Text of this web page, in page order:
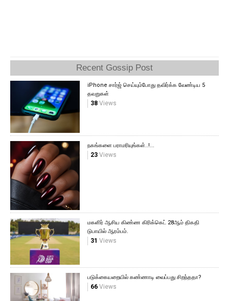
Recent Gossip Post
iPhone சார்ஜ் செய்யும்போது தவிர்க்க வேண்டிய 5
தவறுகள்
38Views
நகங்களை பராமரியுங்கள்..!...
23Views
மகளிர் ஆசிய கிண்ண கிரிக்கெட் 28ஆம் திகதி
டுபாயில் ஆரம்பம்.
31 Views
படுக்கையறையில் கண்ணாடி வைப்பது சிறந்ததா?
66Views